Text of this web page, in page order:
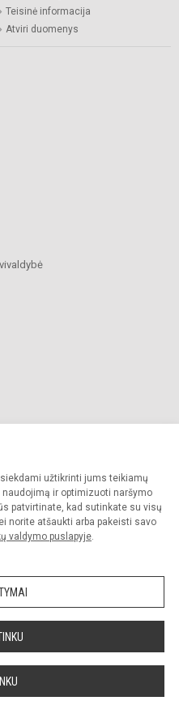
užtikrinti jums teikiamų
ir optimizuoti naršymo
patvirtinate, kad sutinkate su visų
norite atšaukti arba pakeisti savo
valdymo puslapyje.
Teisinė informacija
Atviri duomenys
Visos teisės saugomos.
sutikimo griežtai draudžiama.
Slapukų valdymas